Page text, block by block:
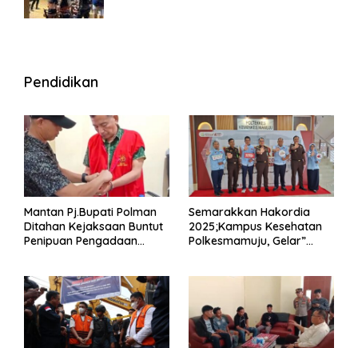
Pendidikan
Mantan Pj.Bupati Polman
Ditahan Kejaksaan Buntut
Penipuan Pengadaan
Semarakkan Hakordia
2025;Kampus Kesehatan
Polkesmamuju, Gelar”